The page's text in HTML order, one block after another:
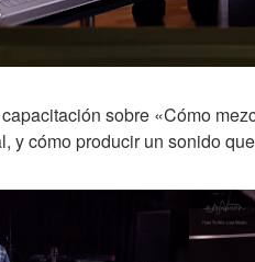
sobre «Cómo
y cómo producir un sonido